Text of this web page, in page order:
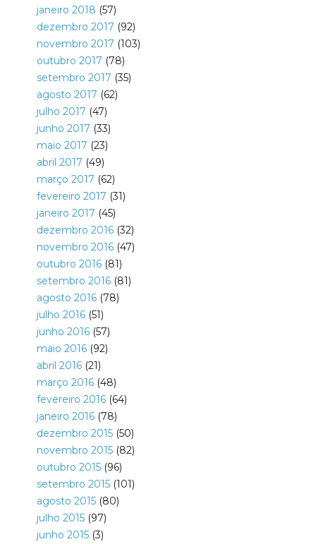
janeiro 2018 (57)
dezembro 2017 (92)
novembro 2017 (103)
outubro 2017 (78)
setembro 2017 (35)
agosto 2017 (62)
julho 2017 (47)
junho 2017 (33)
maio 2017 (23)
abril 2017 (49)
março 2017 (62)
fevereiro 2017 (31)
janeiro 2017 (45)
dezembro 2016(32)
novembro 2016(47)
outubro 2016(81)
setembro 2016(81)
agosto 2016(78)
julho 2016(51)
junho 2016(57)
maio 2016(92)
abril 2016(21)
março 2016(48)
fevereiro 2016(64)
janeiro 2016(78)
dezembro 2015(50)
novembro 2015(82)
outubro 2015(96)
setembro 2015(101)
agosto 2015(80)
julho 2015(97)
junho 2015(3)